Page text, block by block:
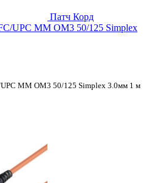
Патч Корд
UPC MM OM3 50/125 Simplex
MM OM3 50/125 Simplex 3.0мм 1 м